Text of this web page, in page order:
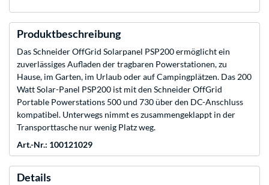
Produktbeschreibung
Das Schneider OffGrid Solarpanel PSP200 ermöglicht ein
zuverlässiges Aufladen der tragbaren Powerstationen, zu
Hause, im Garten, im Urlaub oder auf Campingplätzen. Das 200
Watt Solar-Panel PSP200 ist mit den Schneider OffGrid
Portable Powerstations 500 und 730 über den DC-Anschluss
kompatibel. Unterwegs nimmt es zusammengeklappt in der
Transporttasche nur wenig Platz weg.
Art.-Nr.: 100121029
Details